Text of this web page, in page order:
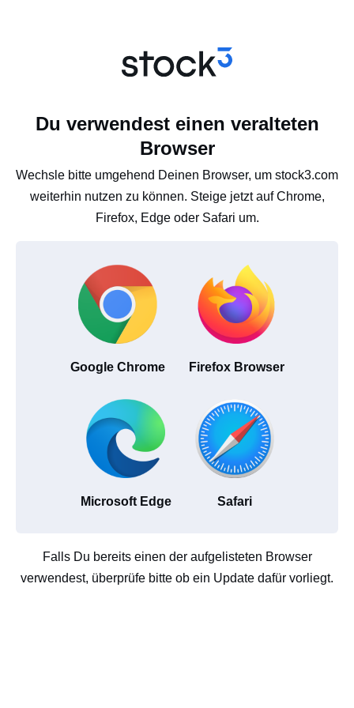
Du verwendest einen veralteten
Browser
Wechsle bitte umgehend Deinen Browser, um stock3.com
weiterhin nutzen zu können. Steige jetzt auf Chrome,
Firefox, Edge oder Safari um.
Google Chrome Firefox Browser
Microsoft Edge Safari
Falls Du bereits einen der aufgelisteten Browser
verwendest, überprüfe bitte ob ein Update dafür vorliegt.